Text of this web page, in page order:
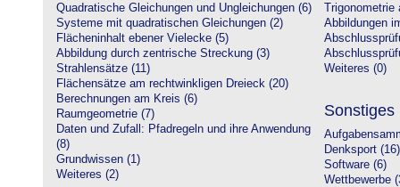
Quadratische Gleichungen und Ungleichungen (6)
Systeme mit quadratischen Gleichungen (2)
Flächeninhalt ebener Vielecke (5)
Abbildung durch zentrische Streckung (3)
Strahlensätze (11)
Flächensätze am rechtwinkligen Dreieck (20)
Berechnungen am Kreis (6)
Raumgeometrie (7)
Daten und Zufall: Pfadregeln und ihre Anwendung
(8)
Grundwissen (1)
Weiteres (2)
Abbildungen
Weiteres (0)
Sonstiges
Denksport (16)
Software (6)
Wettbewerbe